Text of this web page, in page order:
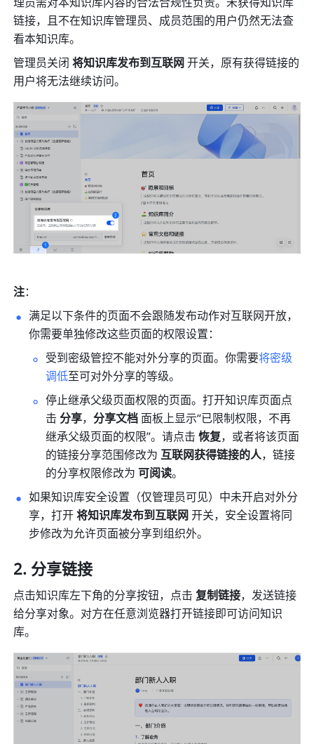
链接，且不在知识库管理员、成员范围的用户仍然无法查
看本知识库。
管理员关闭 将知识库发布到互联网 开关，原有获得链接的
用户将无法继续访问。
注：
满足以下条件的页面不会跟随发布动作对互联网开放，
你需要单独修改这些页面的权限设置：
受到密级管控不能对外分享的页面。你需要将密级
调低至可对外分享的等级。
停止继承父级页面权限的页面。打开知识库页面点
击 分享，分享文档 面板上显示“已限制权限，不再
继承父级页面的权限”。请点击 恢复，或者将该页面
的链接分享范围修改为 互联网获得链接的人，链接
的分享权限修改为 可阅读。
如果知识库安全设置（仅管理员可见）中未开启对外分
享，打开 将知识库发布到互联网 开关，安全设置将同
步修改为允许页面被分享到组织外。
分享链接
点击知识库左下角的分享按钮，点击 复制链接，发送链接
给分享对象。对方在任意浏览器打开链接即可访问知识
库。